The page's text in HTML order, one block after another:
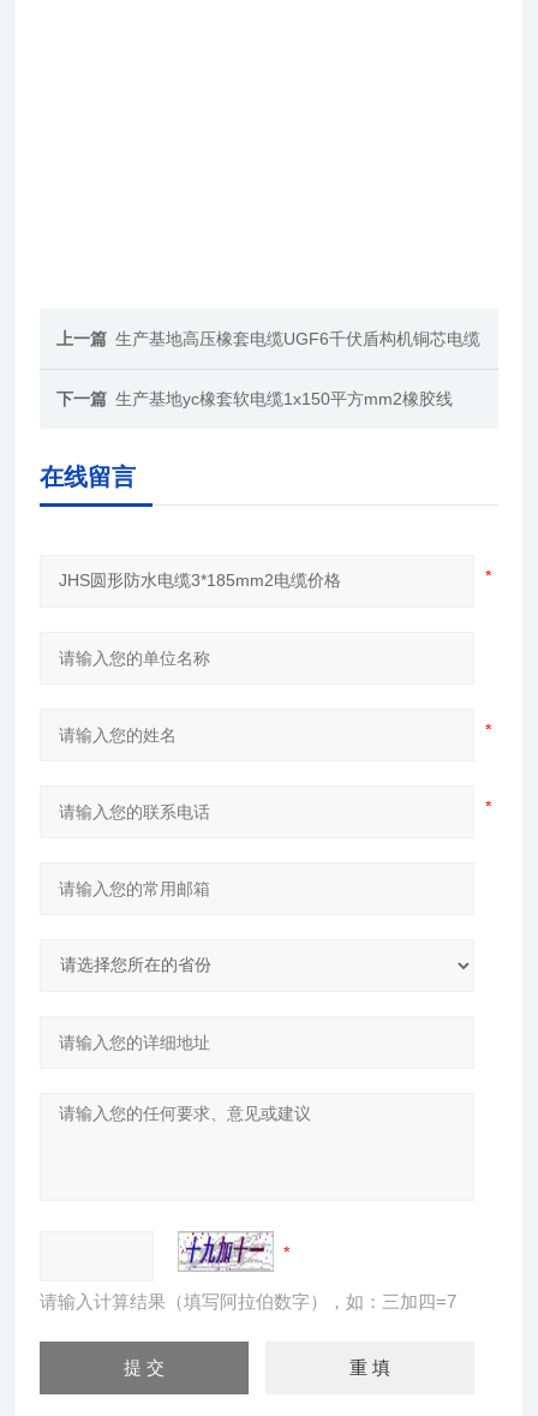
上一篇 生产基地高压橡套电缆UGF6千伏盾构机铜芯电缆
下一篇 生产基地yc橡套软电缆1x150平方mm2橡胶线
在线留言
请输入计算结果（填写阿拉伯数字），如：三加四=7